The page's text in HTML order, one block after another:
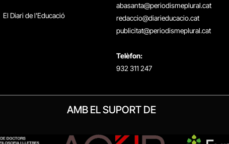
El Diari de l'Educació
abasanta@periodismeplural.cat
redaccio@diarieducacio.cat
publicitat@periodismeplural.cat
Telèfon:
932 311 247
AMB EL SUPORT DE